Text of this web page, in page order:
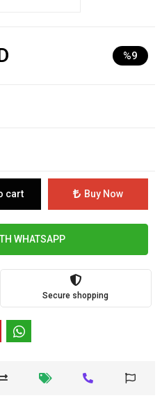
%9
cart Buy Now
WHATSAPP
Secure shopping